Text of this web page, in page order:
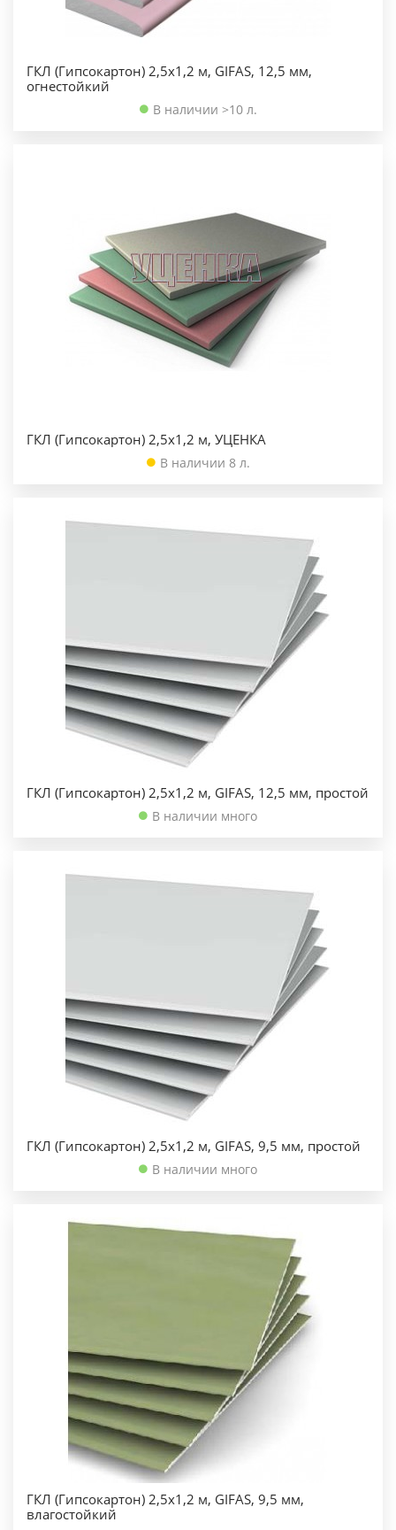
ГКЛ (Гипсокартон) 2,5х1,2 м, GIFAS, 12,5 мм,
огнестойкий
В наличии >10 л.
ГКЛ (Гипсокартон) 2,5х1,2 м, УЦЕНКА
В наличии 8 л.
ГКЛ (Гипсокартон) 2,5х1,2 м, GIFAS, 12,5 мм, простой
В наличии много
ГКЛ (Гипсокартон) 2,5х1,2 м, GIFAS, 9,5 мм, простой
В наличии много
ГКЛ (Гипсокартон) 2,5х1,2 м, GIFAS, 9,5 мм,
влагостойкий